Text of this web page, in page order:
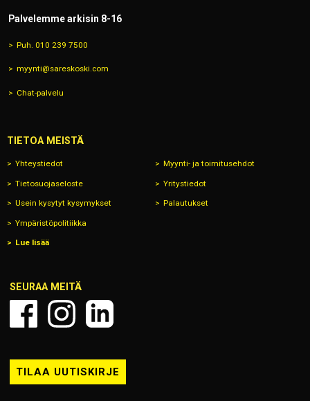
Palvelemme arkisin 8-16
Puh. 010 239 7500
myynti@sareskoski.com
Chat-palvelu
TIETOA MEISTÄ
Yhteystiedot Myynti- ja toimitusehdot
Tietosuojaseloste Yritystiedot
Usein kysytyt kysymykset Palautukset
Ympäristöpolitiikka
Lue lisää
SEURAA MEITÄ
TILAA UUTISKIRJE